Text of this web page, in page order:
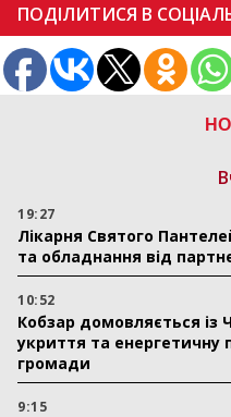
19:27
Лікарня Святого
та обладнання від
10:52
Кобзар домовляється із
укриття та енергетичну
громади
9:15
ПОДІЛИТИСЯ В